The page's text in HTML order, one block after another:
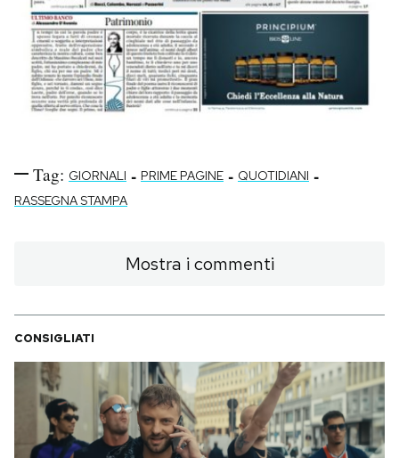
Tag: GIORNALI - PRIME PAGINE - QUOTIDIANI -
RASSEGNA STAMPA
Mostra i commenti
CONSIGLIATI